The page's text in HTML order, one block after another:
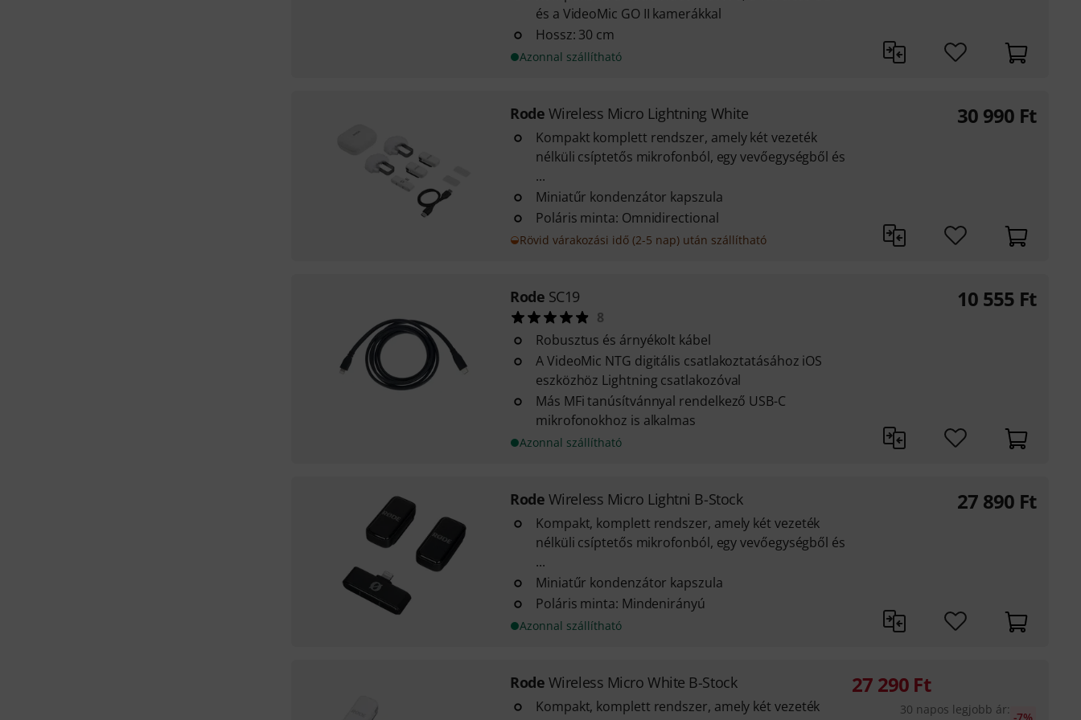
és a VideoMic GO II kamerákkal
Hossz: 30 cm
Azonnal szállítható
Rode Wireless Micro Lightning White
Kompakt komplett rendszer, amely két vezeték
nélküli csíptetős mikrofonból, egy vevőegységből és
...
Miniatűr kondenzátor kapszula
Poláris minta: Omnidirectional
Rövid várakozási idő (2-5 nap) után szállítható
30 990 Ft
Rode SC19
8
Robusztus és árnyékolt kábel
A VideoMic NTG digitális csatlakoztatásához iOS
eszközhöz Lightning csatlakozóval
Más MFi tanúsítvánnyal rendelkező USB-C
mikrofonokhoz is alkalmas
Azonnal szállítható
10 555 Ft
Rode Wireless Micro Lightni B-Stock
Kompakt, komplett rendszer, amely két vezeték
nélküli csíptetős mikrofonból, egy vevőegységből és
...
Miniatűr kondenzátor kapszula
Poláris minta: Mindenirányú
Azonnal szállítható
27 890 Ft
Rode Wireless Micro White B-Stock
Kompakt, komplett rendszer, amely két vezeték
27 290 Ft
30 napos legjobb ár: